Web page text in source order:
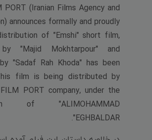
PORT (Iranian Films Agency and
announces formally and proudly
of "Emshi" short film,
"Majid Mokhtarpour" and
"Sadaf Rah Khoda" has been
film is being distributed by
PORT company, under the
of "ALIMOHAMMAD
EGHBALDAR".